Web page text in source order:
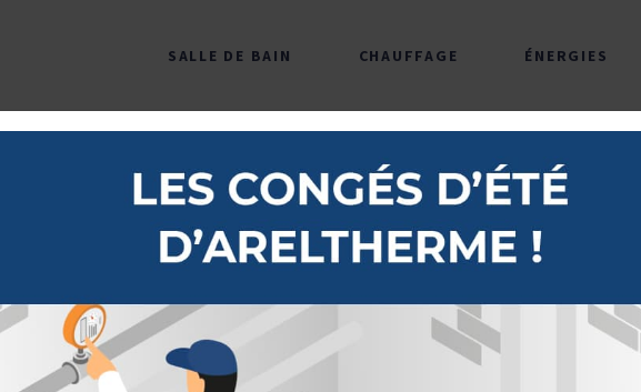
SALLE DE BAIN CHAUFFAGE ÉNERGIES
MEUBLES ROBINETTERIE LAVABOS & WC